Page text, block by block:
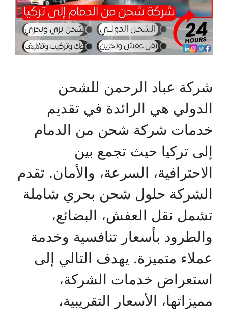
شركة عباد الرحمن للشحن
الدولي هي الرائدة في تقديم
خدمات شركة شحن من الدمام
إلى تركيا حيث تجمع بين
الاحترافية، السرعة، والأمان. تقدم
الشركة حلول شحن بحري شاملة
تشمل نقل العفش، البضائع،
والطرود بأسعار تنافسية وخدمة
عملاء متميزة. يهدف التالي إلى
استعراض خدمات الشركة،
مميزاتها، الأسعار التقريبية،